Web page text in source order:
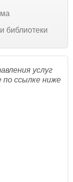
библиотеки
услуг
по ссылке ниже